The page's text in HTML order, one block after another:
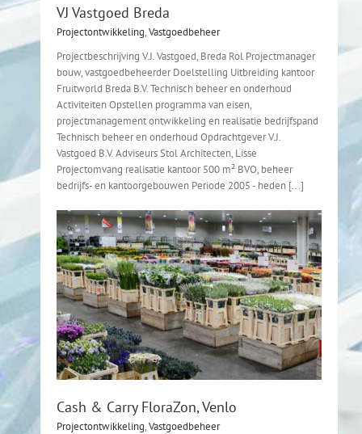
VJ Vastgoed Breda
Projectontwikkeling,Vastgoedbeheer
Projectbeschrijving V.J. Vastgoed, Breda Rol Projectmanager
bouw, vastgoedbeheerder Doelstelling Uitbreiding kantoor
Fruitworld Breda B.V. Technisch beheer en onderhoud
Activiteiten Opstellen programma van eisen,
projectmanagement ontwikkeling en realisatie bedrijfspand
Technisch beheer en onderhoud Opdrachtgever V.J.
Vastgoed B.V. Adviseurs Stol Architecten, Lisse
Projectomvang realisatie kantoor 500 m² BVO, beheer
bedrijfs- en kantoorgebouwen Periode 2005 - heden [...]
Cash & Carry FloraZon, Venlo
Projectontwikkeling,Vastgoedbeheer